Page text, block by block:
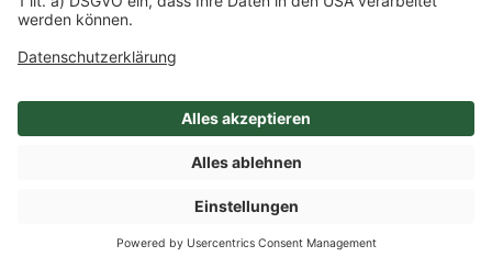
SHOP
3,85 kg/l Inhalt
Frankreich
Mehr Info nach Anmeldung